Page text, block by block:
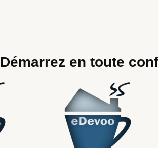
Démarrez en toute